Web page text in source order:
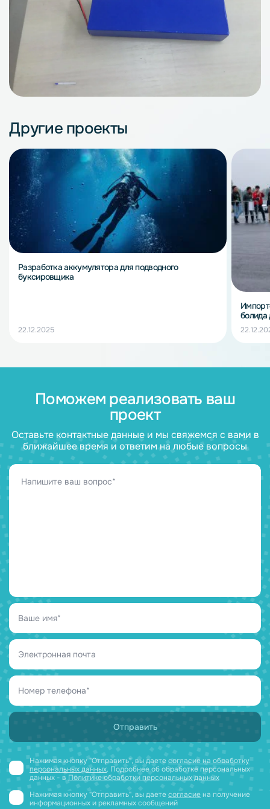
Другие проекты
Разработка аккумулятора для подводного
буксировщика
22.12.2025
болида
Поможем реализовать ваш
проект
Оставьте контактные данные и мы свяжемся с вами в
ближайшее время и ответим на любые вопросы
Нажимая кнопку "Отправить", вы даетесогласие на обработку
персональных данных. Подробнее об обработке персональных
данных - вПолитике обработки персональных данных
Нажимая кнопку "Отправить", вы даетесогласиена получение
информационных и рекламных сообщений